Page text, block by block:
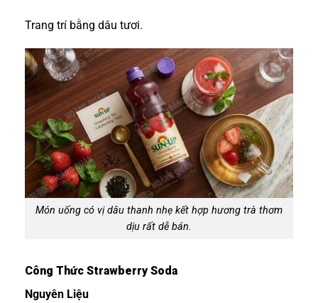
Trang trí bằng dâu tươi.
Món uống có vị dâu thanh nhẹ kết hợp hương trà thơm
dịu rất dễ bán.
Công Thức Strawberry Soda
Nguyên Liệu